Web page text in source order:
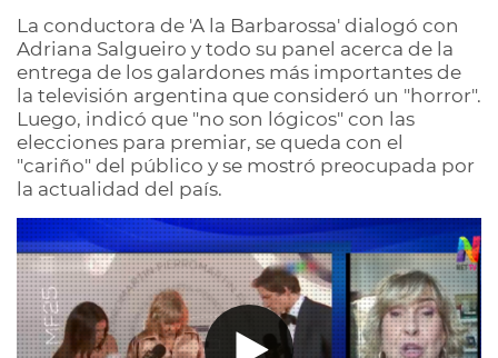
La conductora de 'A la Barbarossa' dialogó con
Adriana Salgueiro y todo su panel acerca de la
entrega de los galardones más importantes de
la televisión argentina que consideró un "horror".
Luego, indicó que "no son lógicos" con las
elecciones para premiar, se queda con el
"cariño" del público y se mostró preocupada por
la actualidad del país.